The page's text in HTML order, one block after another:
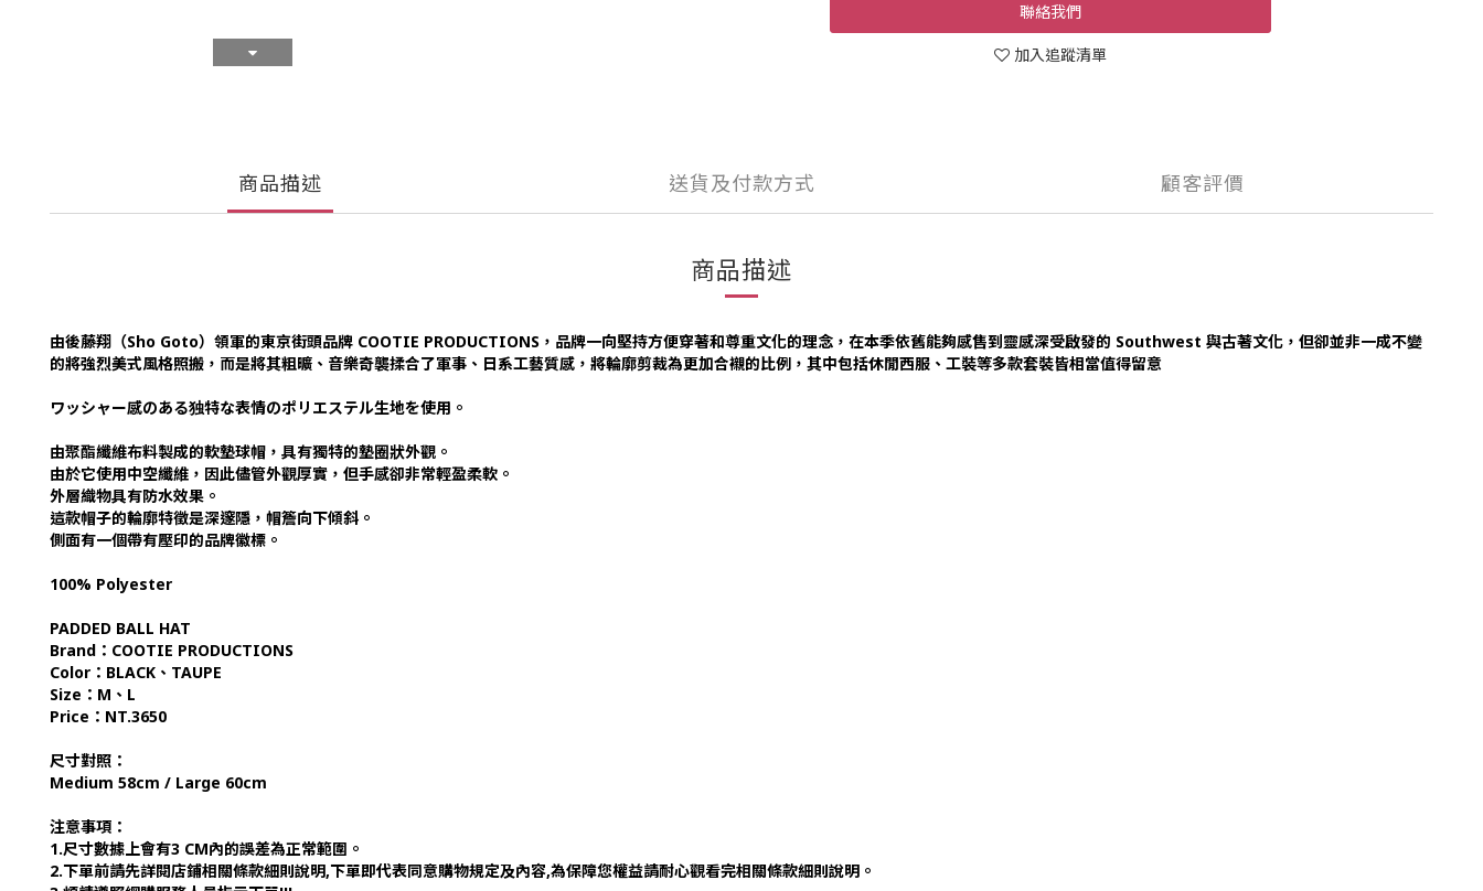
聯絡我們
加入追蹤清單
商品描述 送貨及付款方式 顧客評價
商品描述
由後藤翔（Sho Goto）領軍的東京街頭品牌 COOTIE PRODUCTIONS，品牌一向堅持方便穿著和尊重文化的理念，在本季依舊能夠感售到靈感深受啟發的 Southwest 與古著文化，但卻並非一成不變
的將強烈美式風格照搬，而是將其粗曠、音樂奇襲揉合了軍事、日系工藝質感，將輪廓剪裁為更加合襯的比例，其中包括休閒西服、工裝等多款套裝皆相當值得留意
ワッシャー感のある独特な表情のポリエステル生地を使用。
由聚酯纖維布料製成的軟墊球帽，具有獨特的墊圈狀外觀。
由於它使用中空纖維，因此儘管外觀厚實，但手感卻非常輕盈柔軟。
外層織物具有防水效果。
這款帽子的輪廓特徵是深邃隱，帽簷向下傾斜。
側面有一個帶有壓印的品牌徽標。
100% Polyester
PADDED BALL HAT
Brand：COOTIE PRODUCTIONS
Color：BLACK、TAUPE
Size：M、L
Price：NT.3650
尺寸對照：
Medium 58cm / Large 60cm
注意事項：
1.尺寸數據上會有3 CM內的誤差為正常範圍。
2.下單前請先詳閱店鋪相關條款細則說明,下單即代表同意購物規定及內容,為保障您權益請耐心觀看完相關條款細則說明。